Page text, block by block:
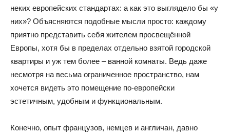
интерьеры,
фото,
советы
неких европейских стандартах: а как это выглядело бы «у
них»? Объясняются подобные мысли просто: каждому
приятно представить себя жителем просвещённой
Европы, хотя бы в пределах отдельно взятой городской
квартиры и уж тем более – ванной комнаты. Ведь даже
несмотря на весьма ограниченное пространство, нам
хочется видеть это помещение по-европейски
эстетичным, удобным и функциональным.
Конечно, опыт французов, немцев и англичан, давно